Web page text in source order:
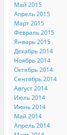
Май 2015
Апрель 2015
Март 2015
Февраль 2015
Январь 2015
Декабрь 2014
Ноябрь 2014
Октябрь 2014
Сентябрь 2014
Август 2014
Июль 2014
Июнь 2014
Май 2014
Апрель 2014